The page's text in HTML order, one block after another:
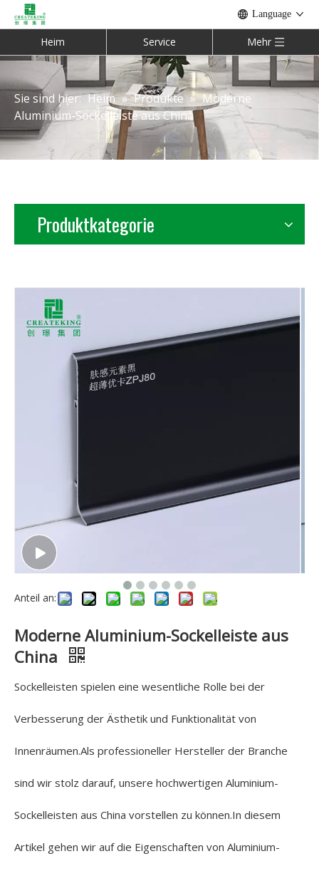
Language
Heim Service Mehr
Sie sind hier: Heim » Produkte » Moderne
Aluminium-Sockelleiste aus China
Produktkategorie
Anteil an:
Moderne Aluminium-Sockelleiste aus
China
Sockelleisten spielen eine wesentliche Rolle bei der
Verbesserung der Ästhetik und Funktionalität von
Innenräumen.Als professioneller Hersteller der Branche
sind wir stolz darauf, unsere hochwertigen Aluminium-
Sockelleisten aus China vorstellen zu können.In diesem
Artikel gehen wir auf die Eigenschaften von Aluminium-